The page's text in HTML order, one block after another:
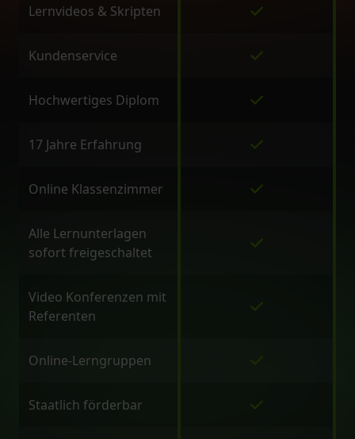
Lernvideos & Skripten
Kundenservice
Hochwertiges Diplom
17 Jahre Erfahrung
Online Klassenzimmer
Alle Lernunterlagen
sofort freigeschaltet
Video Konferenzen mit
Referenten
Online-Lerngruppen
Staatlich förderbar